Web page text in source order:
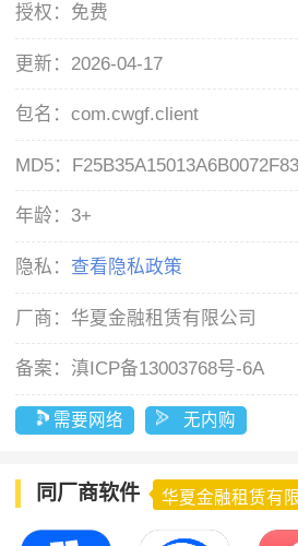
授权： 免费
更新： 2026-04-17
包名：com.cwgf.client
MD5：
年龄： 3+
隐私： 查看隐私政策
厂商： 华夏金融租赁有限公司
备案： 滇ICP备13003768号-6A
需要网络 无内购
同厂商软件 华夏金融租赁有